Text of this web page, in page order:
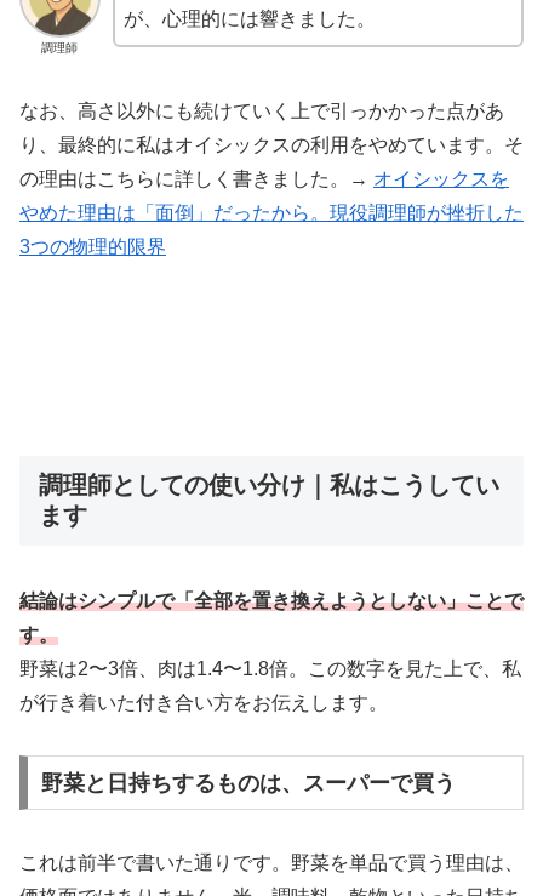
調理師
が、心理的には響きました。
なお、高さ以外にも続けていく上で引っかかった点があ
り、最終的に私はオイシックスの利用をやめています。そ
の理由はこちらに詳しく書きました。→ オイシックスを
やめた理由は「面倒」だったから。現役調理師が挫折した
3つの物理的限界
調理師としての使い分け｜私はこうしてい
ます
結論はシンプルで「全部を置き換えようとしない」ことで
す。
野菜は2〜3倍、肉は1.4〜1.8倍。この数字を見た上で、私
が行き着いた付き合い方をお伝えします。
野菜と日持ちするものは、スーパーで買う
これは前半で書いた通りです。野菜を単品で買う理由は、